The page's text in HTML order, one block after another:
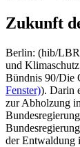
Zukunft
Berlin: (hib/
und
Bündnis 90/Die
Fenster)). Darin
zur Abholzung
der Entwaldung